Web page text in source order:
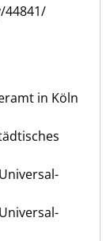
44841/
in Köln